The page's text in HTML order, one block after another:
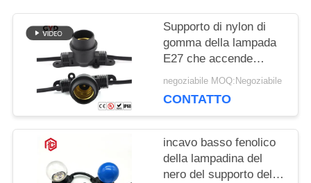
Supporto di nylon di
gomma della lampada
E27 che accende
l'incavo di potere di
base della lampada
negoziabile MOQ:Negoziabile
CONTATTO
incavo basso fenolico
della lampadina del
nero del supporto della